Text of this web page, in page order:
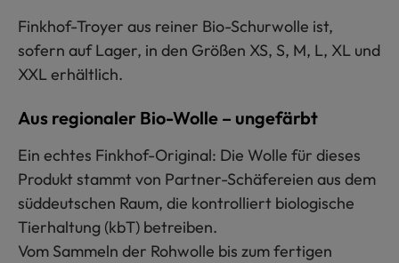
Finkhof-Troyer aus reiner Bio-Schurwolle ist,
sofern auf Lager, in den Größen XS, S, M, L, XL und
XXL erhältlich.
Aus regionaler Bio-Wolle – ungefärbt
Ein echtes Finkhof-Original: Die Wolle für dieses
Produkt stammt von Partner-Schäfereien aus dem
süddeutschen Raum, die kontrolliert biologische
Tierhaltung (kbT) betreiben.
Vom Sammeln der Rohwolle bis zum fertigen